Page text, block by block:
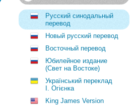
Русский синодальный
перевод
Новый русский перевод
Восточный перевод
Юбилейное издание
(Свет на Востоке)
Український переклад
І. Огієнка
King James Version